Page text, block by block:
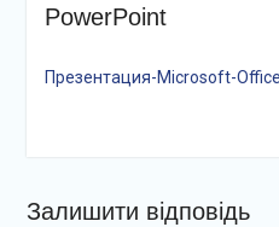
PowerPoint
Презентация-Microsoft-
Залишити відповідь